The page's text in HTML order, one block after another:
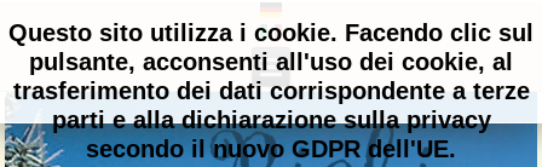
Questo sito utilizza i cookie. Facendo clic sul
pulsante, acconsenti all'uso dei cookie, al
trasferimento dei dati corrispondente a terze
parti e alla dichiarazione sulla privacy
secondo il nuovo GDPR dell'UE.